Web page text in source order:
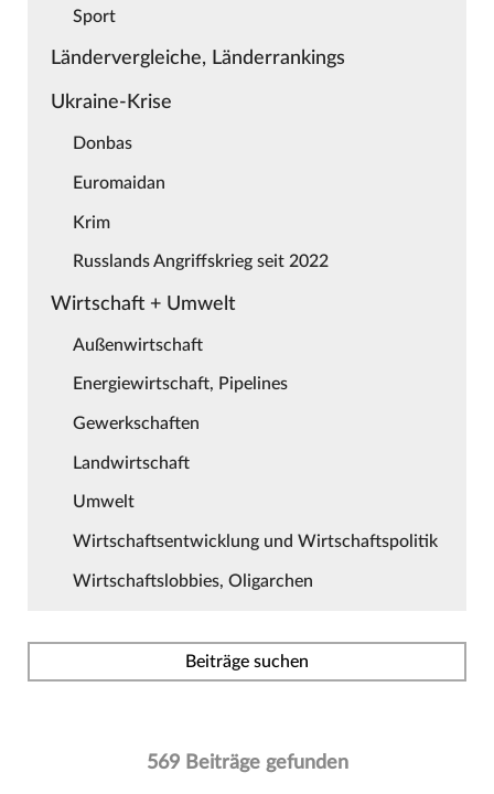
Sport
Ländervergleiche, Länderrankings
Ukraine-Krise
Donbas
Euromaidan
Krim
Russlands Angriffskrieg seit 2022
Wirtschaft + Umwelt
Außenwirtschaft
Energiewirtschaft, Pipelines
Gewerkschaften
Landwirtschaft
Umwelt
Wirtschaftsentwicklung und Wirtschaftspolitik
Wirtschaftslobbies, Oligarchen
Beiträge suchen
569 Beiträge gefunden